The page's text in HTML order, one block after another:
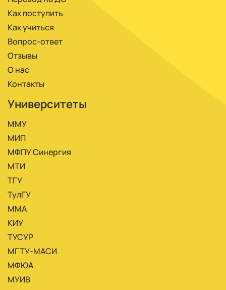
Как поступить
Как учиться
Вопрос-ответ
Отзывы
О нас
Контакты
Университеты
ММУ
МИП
МФПУ Синергия
МТИ
ТГУ
ТулГУ
ММА
КИУ
ТУСУР
МГТУ-МАСИ
МФЮА
МУИВ